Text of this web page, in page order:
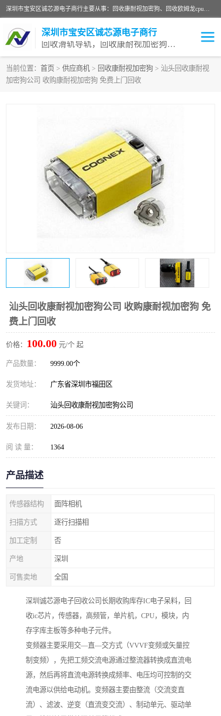
深圳市宝安区诚芯源电子商行主要从事：回收康耐视加密狗、回收欧姆龙cpu、回收欧姆龙模块等 一站式收购,能迅速便捷为客户消化库存、减少仓储、回笼资金，我们交易灵活方便，现金支付，价格优势合理，在业务方面赢得广大客户的一致好评 热情欢迎有库存需要处理的客户 请尽快联系我们
深圳市宝安区诚芯源电子商行
回收滑轨导轨，回收康耐视加密狗，回收欧姆龙PLC
当前位置： 首页 > 供应商机 > 回收康耐视加密狗 > 汕头回收康耐视
加密狗公司 收购康耐视加密狗 免费上门回收
汕头回收康耐视加密狗公司 收购康耐视加密狗 免
费上门回收
价格： 100.00 元/个 起
产品数量： 9999.00个
发货地址： 广东省深圳市福田区
关键词： 汕头回收康耐视加密狗公司
发布日期： 2026-08-06
阅 读 量： 1364
产品描述
传感器结构 面阵相机
扫描方式 逐行扫描相
加工定制 否
产地 深圳
可售卖地 全国
深圳诚芯源电子回收公司长期收购库存IC电子呆料，回
收ic芯片，传感器，高频管，单片机，CPU，模块，内
存字库主板等多种电子元件。
变频器主要采用交—直—交方式（VVVF变频或矢量控
制变频），先把工频交流电源通过整流器转换成直流电
源，然后再将直流电源转换成频率、电压均可控制的交
流电源以供给电动机。变频器主要由整流（交流变直
流）、滤波、逆变（直流变交流）、制动单元、驱动单
回收欧姆龙模块 回收康耐视加密狗